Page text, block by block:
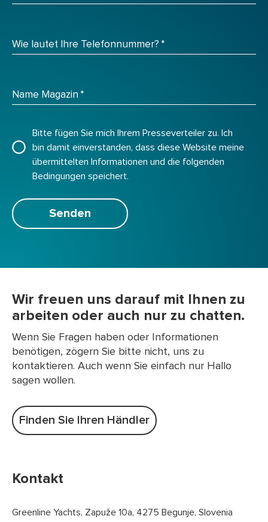
Wie lautet Ihre Telefonnummer? *
Name Magazin *
Bitte fügen Sie mich Ihrem Presseverteiler zu. Ich
bin damit einverstanden, dass diese Website meine
übermittelten Informationen und die folgenden
Bedingungen speichert.
Senden
Wir freuen uns darauf mit Ihnen zu
arbeiten oder auch nur zu chatten.
Wenn Sie Fragen haben oder Informationen
benötigen, zögern Sie bitte nicht, uns zu
kontaktieren. Auch wenn Sie einfach nur Hallo
sagen wollen.
Finden Sie Ihren Händler
Kontakt
Greenline Yachts, Zapuže 10a, 4275 Begunje, Slovenia